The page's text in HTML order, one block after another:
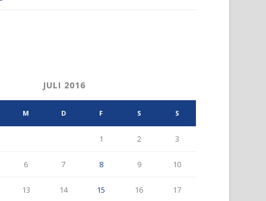
JULI 2016
M D F S S
1 2 3
6 7 8 9 10
13 14 15 16 17